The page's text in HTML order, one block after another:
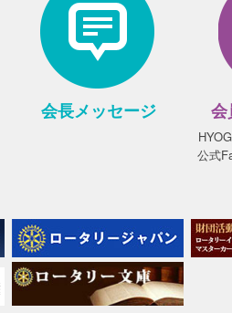
会長メッセージ 会
公式